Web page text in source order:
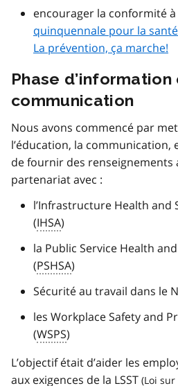
encourager la conformité à
quinquennale pour la
La prévention, ça marche!
Phase
communication
Nous avons commencé par
l’éducation, la communication,
de fournir des renseignements
partenariat avec :
l’Infrastructure Health and
(IHSA)
la Public Service Health
(PSHSA)
Sécurité au travail dans le
les Workplace Safety and
(WSPS)
L’objectif était d’aider les
aux exigences de la LSST